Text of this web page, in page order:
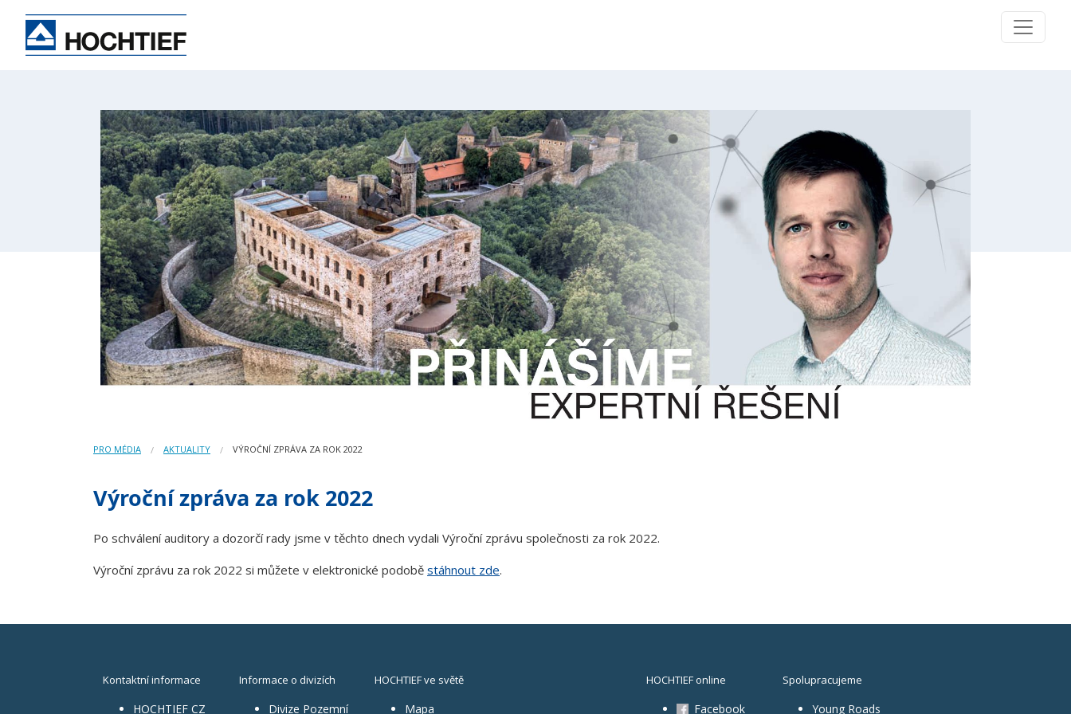
PRO MÉDIA AKTUALITY VÝROČNÍ ZPRÁVA ZA ROK 2022
Výroční zpráva za rok 2022
Po schválení auditory a dozorčí rady jsme v těchto dnech vydali Výroční zprávu společnosti za rok 2022.
Výroční zprávu za rok 2022 si můžete v elektronické podobě stáhnout zde.
Kontaktní informace
HOCHTIEF CZ
Informace o divizích
Divize Pozemní
HOCHTIEF ve světě
Mapa
HOCHTIEF online
Facebook
Spolupracujeme
Young Roads